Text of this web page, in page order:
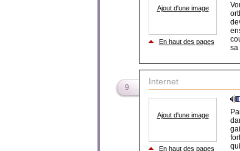
Ajout d'une image
En haut des pages
sa
9
Internet
Ajout d'une image
En haut des pages